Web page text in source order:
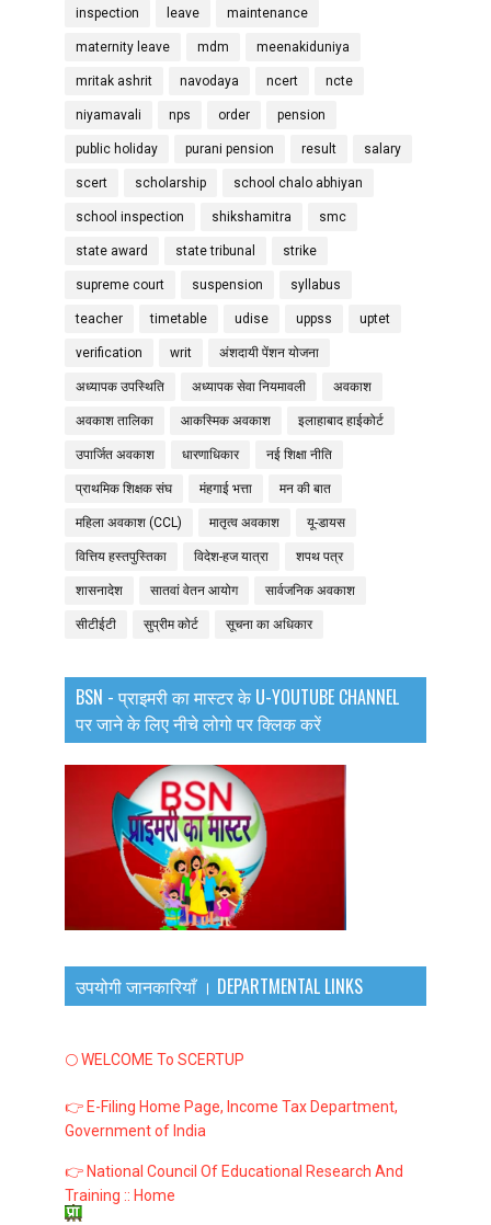
inspection leave maintenance
maternity leave mdm meenakiduniya
mritak ashrit navodaya ncert ncte
niyamavali nps order pension
public holiday purani pension result salary
scert scholarship school chalo abhiyan
school inspection shikshamitra smc
state award state tribunal strike
supreme court suspension syllabus
teacher timetable udise uppss uptet
verification writ अंशदायी पेंशन योजना
अध्यापक उपस्थिति अध्यापक सेवा नियमावली अवकाश
अवकाश तालिका आकस्मिक अवकाश इलाहाबाद हाईकोर्ट
उपार्जित अवकाश धारणाधिकार नई शिक्षा नीति
प्राथमिक शिक्षक संघ मंहगाई भत्ता मन की बात
महिला अवकाश (CCL) मातृत्व अवकाश यू-डायस
वित्तिय हस्तपुस्तिका विदेश-हज यात्रा शपथ पत्र
शासनादेश सातवां वेतन आयोग सार्वजनिक अवकाश
सीटीईटी सुप्रीम कोर्ट सूचना का अधिकार
BSN - प्राइमरी का मास्टर के U-YOUTUBE CHANNEL
पर जाने के लिए नीचे लोगो पर क्लिक करें
उपयोगी जानकारियाँ । DEPARTMENTAL LINKS
🌕 WELCOME To SCERTUP
👉 E-Filing Home Page, Income Tax Department,
Government of India
👉 National Council Of Educational Research And
Training :: Home